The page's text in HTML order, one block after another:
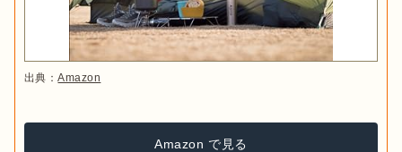
出典：Amazon
Amazon で見る